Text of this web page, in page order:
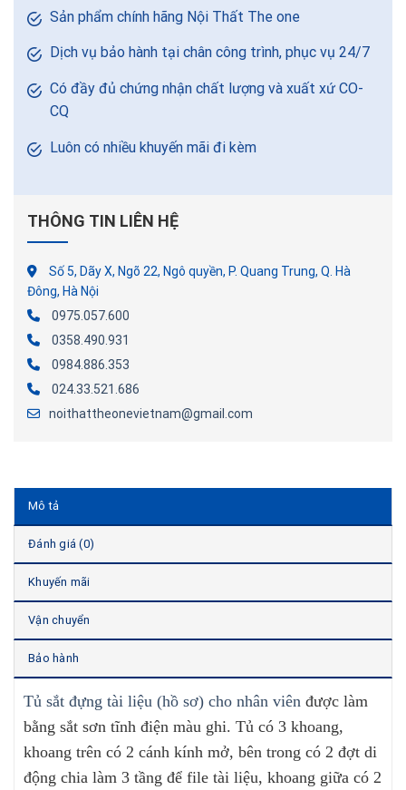
Sản phẩm chính hãng Nội Thất The one
Dịch vụ bảo hành tại chân công trình, phục vụ 24/7
Có đầy đủ chứng nhận chất lượng và xuất xứ CO-
CQ
Luôn có nhiều khuyến mãi đi kèm
THÔNG TIN LIÊN HỆ
Số 5, Dãy X, Ngõ 22, Ngô quyền, P. Quang Trung, Q. Hà
Đông, Hà Nội
0975.057.600
0358.490.931
0984.886.353
024.33.521.686
noithattheonevietnam@gmail.com
Mô tả
Đánh giá (0)
Khuyến mãi
Vận chuyển
Bảo hành
Tủ sắt đựng tài liệu (hồ sơ) cho nhân viên được làm
bằng sắt sơn tĩnh điện màu ghi. Tủ có 3 khoang,
khoang trên có 2 cánh kính mở, bên trong có 2 đợt di
động chia làm 3 tầng để file tài liệu, khoang giữa có 2